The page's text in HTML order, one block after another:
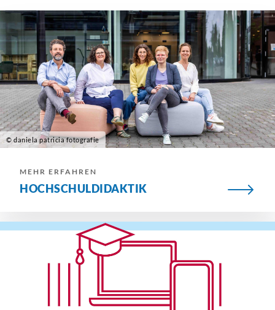
© daniela patricia fotografie
MEHR ERFAHREN
HOCHSCHULDIDAKTIK